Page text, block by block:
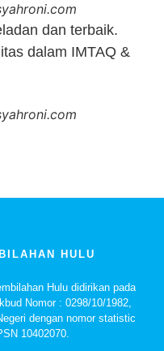
dan terbaik.
dalam IMTAQ &
HULU
Hulu didirikan pada
Nomor : 0298/10/1982,
dengan nomor statistic
10402070.